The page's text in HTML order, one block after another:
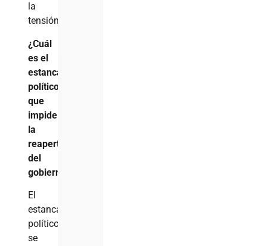
la
tensión.
¿Cuál
es el
estancamiento
político
que
impide
la
reapertura
del
gobierno?
El
estancamiento
político
se